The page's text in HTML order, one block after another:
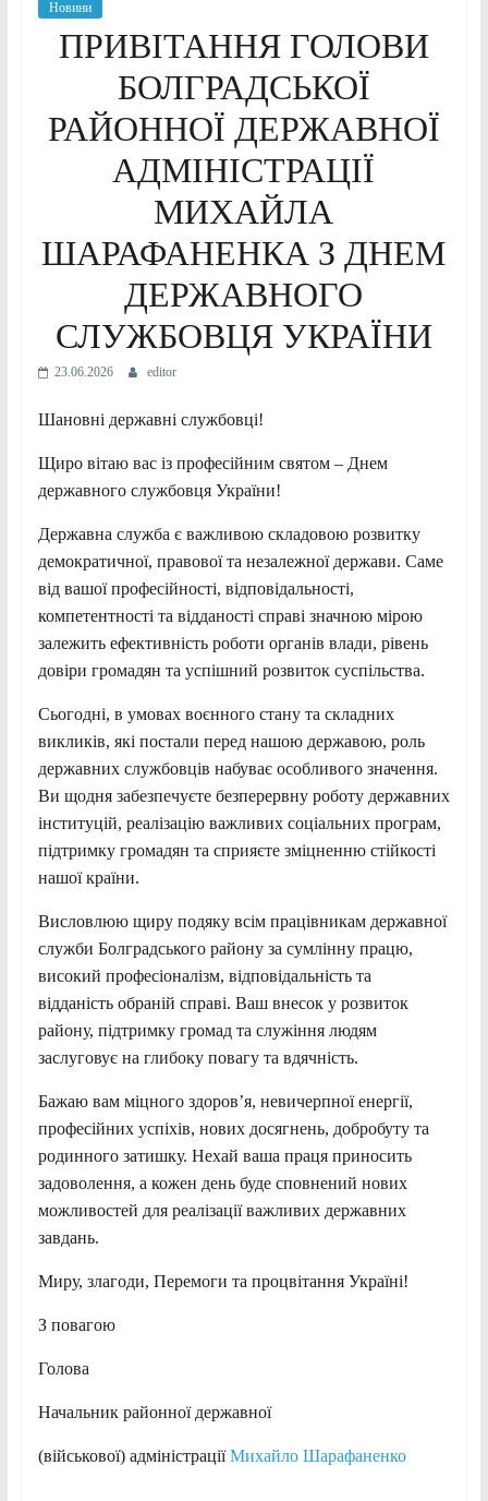
Новини
ПРИВІТАННЯ ГОЛОВИ
БОЛГРАДСЬКОЇ
РАЙОННОЇ ДЕРЖАВНОЇ
АДМІНІСТРАЦІЇ
МИХАЙЛА
ШАРАФАНЕНКА З ДНЕМ
ДЕРЖАВНОГО
СЛУЖБОВЦЯ УКРАЇНИ
23.06.2026 editor
Шановні державні службовці!
Щиро вітаю вас із професійним святом – Днем
державного службовця України!
Державна служба є важливою складовою розвитку
демократичної, правової та незалежної держави. Саме
від вашої професійності, відповідальності,
компетентності та відданості справі значною мірою
залежить ефективність роботи органів влади, рівень
довіри громадян та успішний розвиток суспільства.
Сьогодні, в умовах воєнного стану та складних
викликів, які постали перед нашою державою, роль
державних службовців набуває особливого значення.
Ви щодня забезпечуєте безперервну роботу державних
інституцій, реалізацію важливих соціальних програм,
підтримку громадян та сприяєте зміцненню стійкості
нашої країни.
Висловлюю щиру подяку всім працівникам державної
служби Болградського району за сумлінну працю,
високий професіоналізм, відповідальність та
відданість обраній справі. Ваш внесок у розвиток
району, підтримку громад та служіння людям
заслуговує на глибоку повагу та вдячність.
Бажаю вам міцного здоров’я, невичерпної енергії,
професійних успіхів, нових досягнень, добробуту та
родинного затишку. Нехай ваша праця приносить
задоволення, а кожен день буде сповнений нових
можливостей для реалізації важливих державних
завдань.
Миру, злагоди, Перемоги та процвітання Україні!
З повагою
Голова
Начальник районної державної
(військової) адміністраціїМихайло Шарафаненко